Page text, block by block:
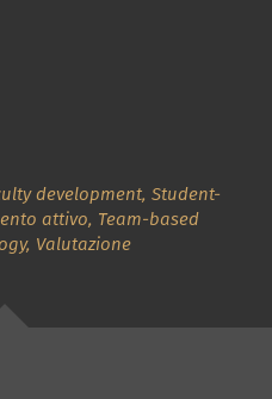
development, Student-
attivo, Team-based
Valutazione